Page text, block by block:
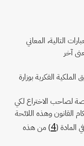
التالية، المعاني
آخر
الفكرية بوزارة
لصاحب الاختراع لكي
القانون وهذه اللائحة
المادة (4) من هذه